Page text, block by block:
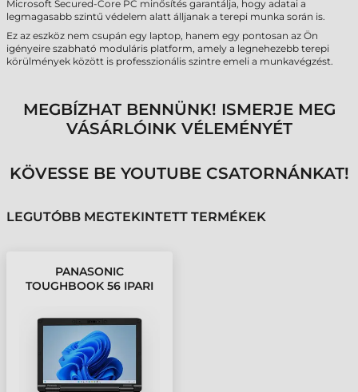
Microsoft Secured-Core PC minősítés garantálja, hogy adatai a
legmagasabb szintű védelem alatt álljanak a terepi munka során is.
Ez az eszköz nem csupán egy laptop, hanem egy pontosan az Ön
igényeire szabható moduláris platform, amely a legnehezebb terepi
körülmények között is professzionális szintre emeli a munkavégzést.
MEGBÍZHAT BENNÜNK! ISMERJE MEG
VÁSÁRLÓINK VÉLEMÉNYÉT
KÖVESSE BE YOUTUBE CSATORNÁNKAT!
LEGUTÓBB MEGTEKINTETT TERMÉKEK
PANASONIC
TOUGHBOOK 56 IPARI